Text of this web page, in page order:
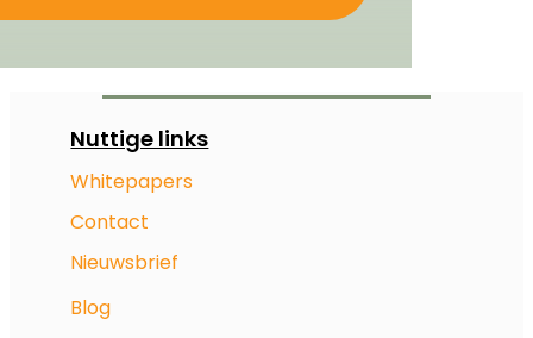
Nuttige links
Whitepapers
Contact
Nieuwsbrief
Blog